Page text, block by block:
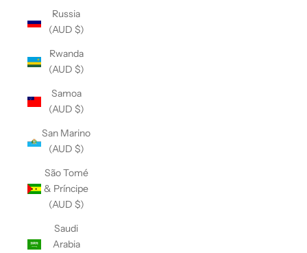
Russia
(AUD $)
Rwanda
(AUD $)
Samoa
(AUD $)
San Marino
(AUD $)
São Tomé
& Príncipe
(AUD $)
Saudi
Arabia